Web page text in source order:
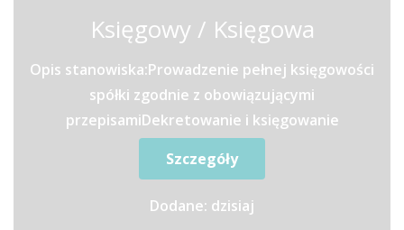
Księgowy / Księgowa
Opis stanowiska:Prowadzenie pełnej księgowości
spółki zgodnie z obowiązującymi
przepisamiDekretowanie i księgowanie
dokumentów księgowych (faktury...
Szczegóły
Dodane: dzisiaj